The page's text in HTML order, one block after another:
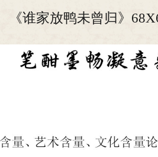
《谁家放鸭未曾归》